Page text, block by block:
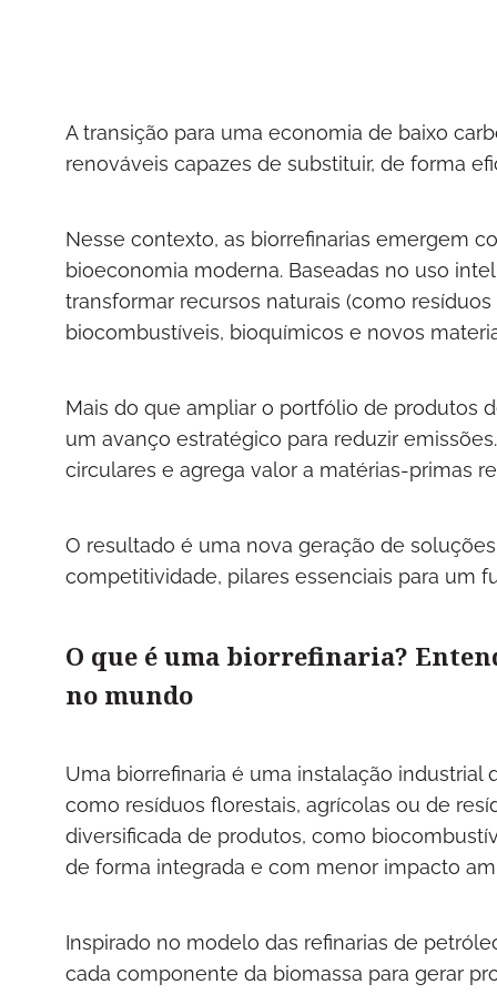
A transição para uma economia de baixo
renováveis capazes de substituir, de forma
Nesse contexto, as biorrefinarias emergem
bioeconomia moderna. Baseadas no uso
transformar recursos naturais (como
biocombustíveis, bioquímicos e novos
Mais do que ampliar o portfólio de produtos
um avanço estratégico para reduzir
circulares e agrega valor a matérias-primas
O resultado é uma nova geração de
competitividade, pilares essenciais para um
O que é uma biorrefinaria?
no mundo
Uma biorrefinaria é uma instalação
como resíduos florestais, agrícolas ou de
diversificada de produtos, como
de forma integrada e com menor impacto
Inspirado no modelo das refinarias de
cada componente da biomassa para gerar